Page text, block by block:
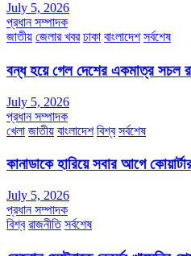
July 5, 2026
প্রধান সম্পাদক
জাতীয় জেলার খবর ঢাকা বাংলাদেশ সর্বশেষ
বন্ধ হয়ে গেল দেশের একমাত্র সচল
July 5, 2026
প্রধান সম্পাদক
খেলা জাতীয় বাংলাদেশ বিশ্ব সর্বশেষ
কানাডাকে হারিয়ে সবার আগে
July 5, 2026
প্রধান সম্পাদক
বিশ্ব রাজনীতি সর্বশেষ